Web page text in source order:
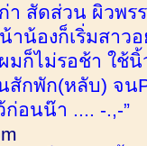
า สัดส่วน ผิวพ
าน้องก็เริ่มสาว
มก็ไม่รอช้า ใช้
สักพัก(หลับ) จน
อนน๊า .... -.,-”